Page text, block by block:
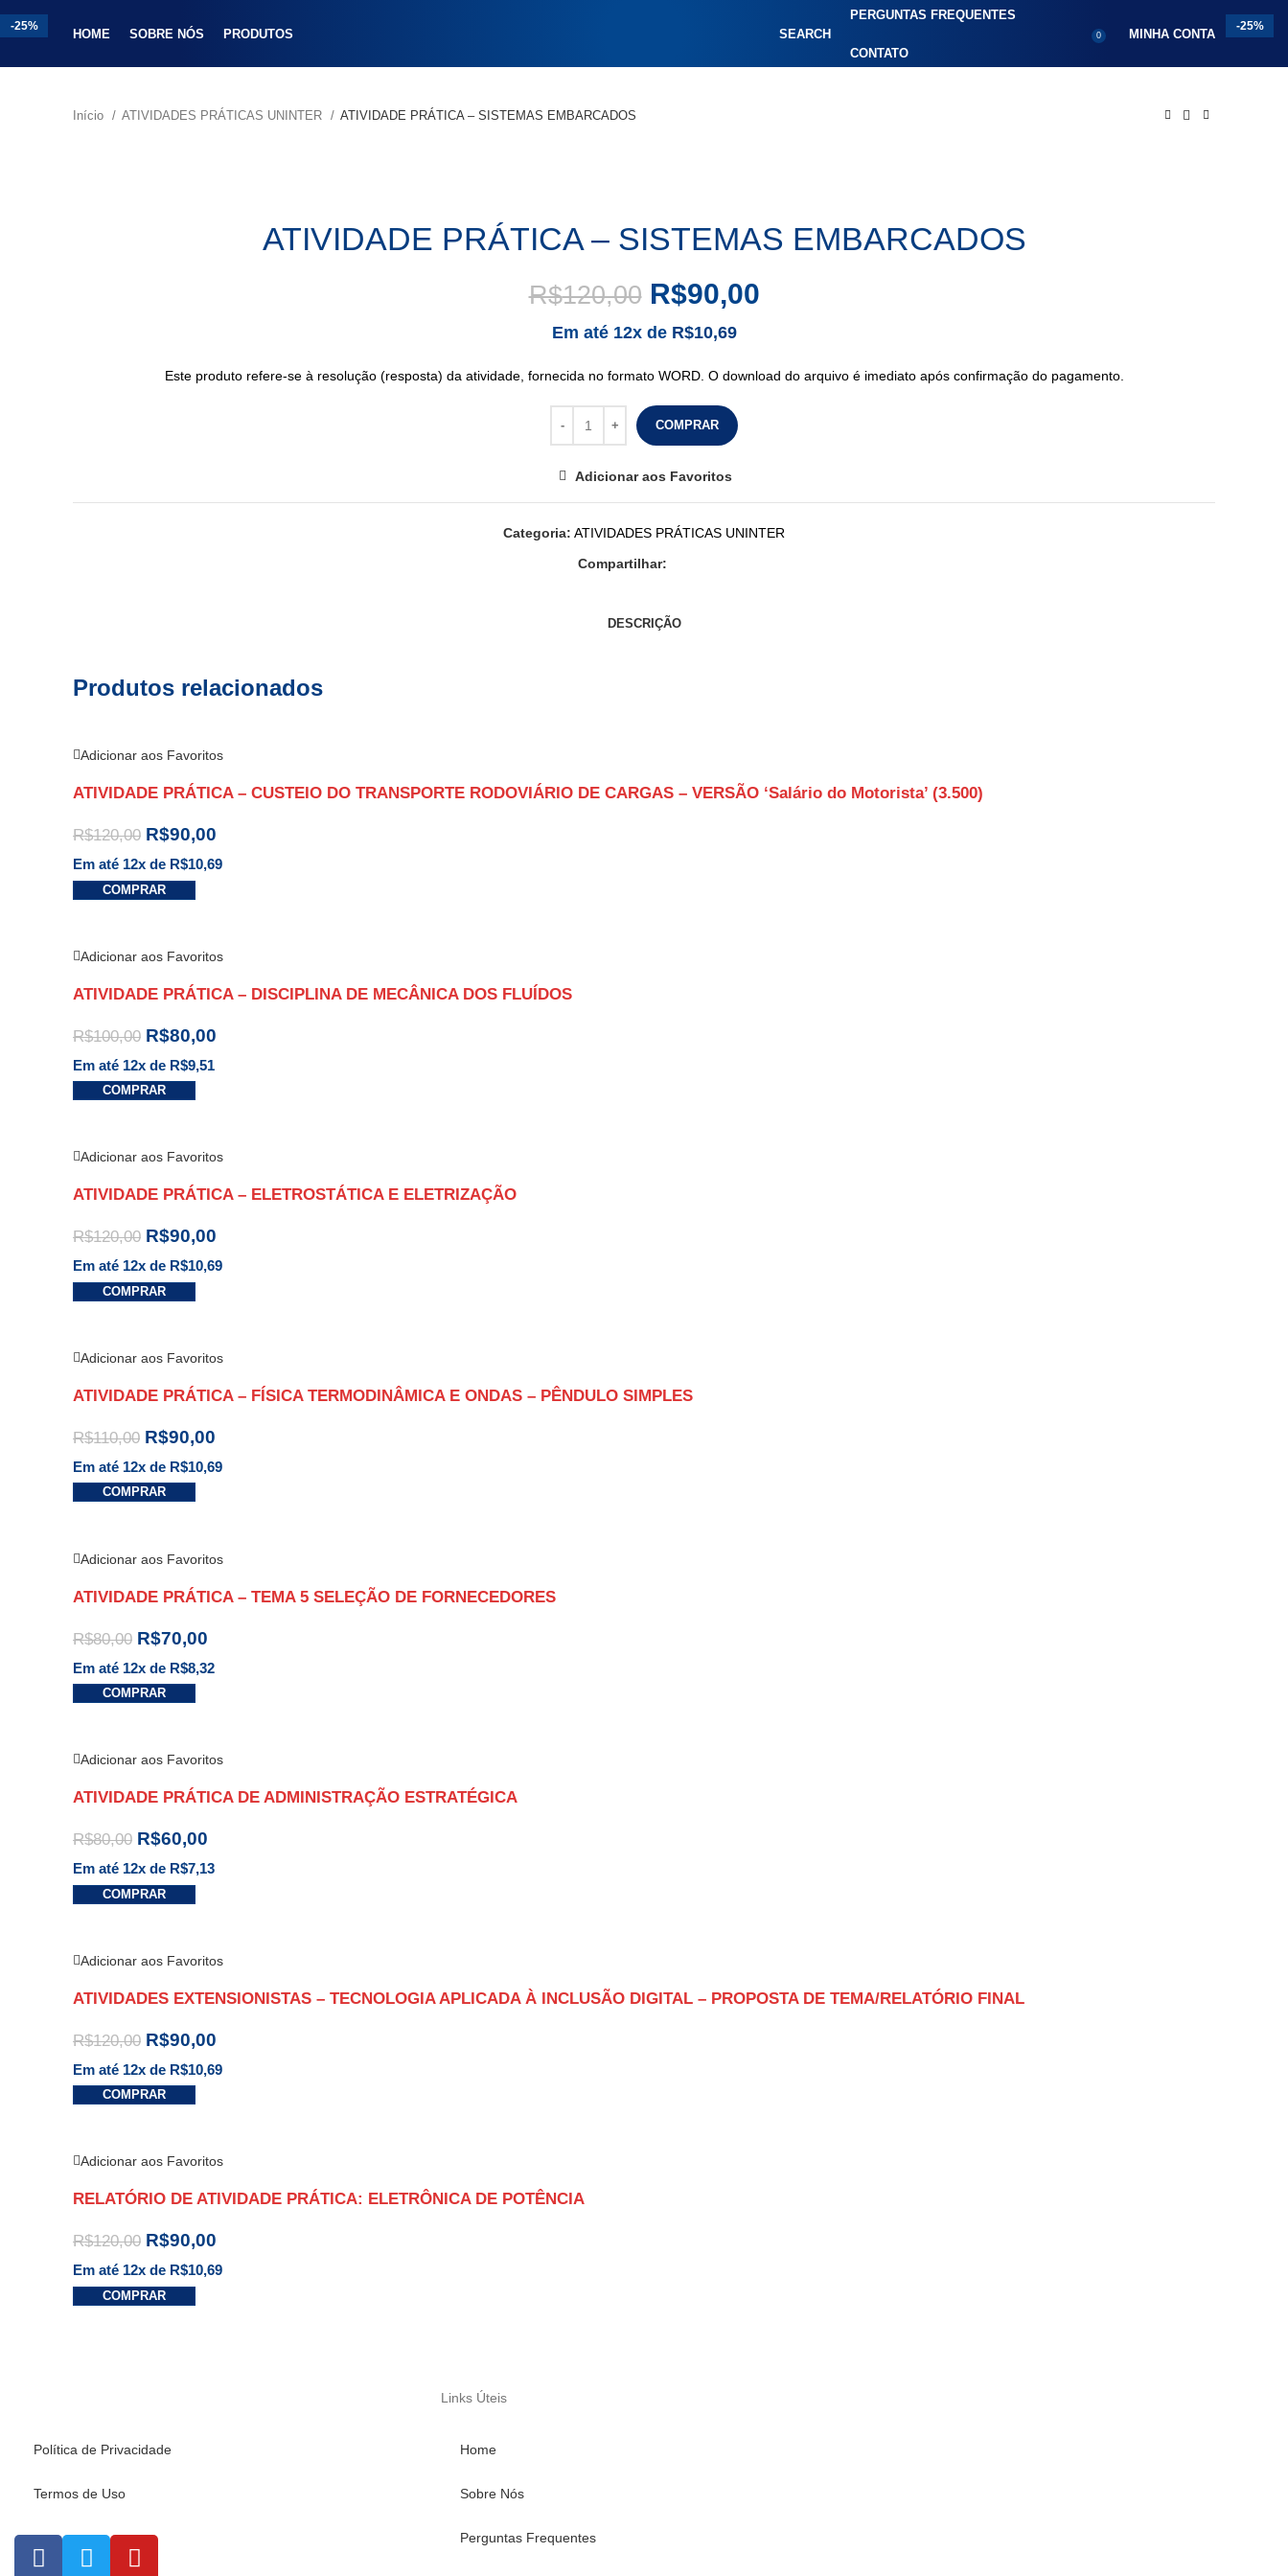
HOME SOBRE NÓS PRODUTOS SEARCH
PERGUNTAS FREQUENTES
CONTATO
0 MINHA CONTA
Início ATIVIDADES PRÁTICAS UNINTER ATIVIDADE PRÁTICA – SISTEMAS EMBARCADOS
-25%
ATIVIDADE PRÁTICA – SISTEMAS EMBARCADOS
R$120,00 R$90,00
Em até 12x de R$10,69
Este produto refere-se à resolução (resposta) da atividade, fornecida no formato WORD. O download do arquivo é imediato após confirmação do pagamento.
COMPRAR
Adicionar aos Favoritos
Categoria: ATIVIDADES PRÁTICAS UNINTER
Compartilhar:
DESCRIÇÃO
Produtos relacionados
-25%
Adicionar aos Favoritos
ATIVIDADE PRÁTICA – CUSTEIO DO TRANSPORTE RODOVIÁRIO DE CARGAS – VERSÃO ‘Salário do Motorista’ (3.500)
R$120,00 R$90,00
Em até 12x de R$10,69
COMPRAR
-20%
Adicionar aos Favoritos
ATIVIDADE PRÁTICA – DISCIPLINA DE MECÂNICA DOS FLUÍDOS
R$100,00 R$80,00
Em até 12x de R$9,51
COMPRAR
-25%
Adicionar aos Favoritos
ATIVIDADE PRÁTICA – ELETROSTÁTICA E ELETRIZAÇÃO
R$120,00 R$90,00
Em até 12x de R$10,69
COMPRAR
-18%
Adicionar aos Favoritos
ATIVIDADE PRÁTICA – FÍSICA TERMODINÂMICA E ONDAS – PÊNDULO SIMPLES
R$110,00 R$90,00
Em até 12x de R$10,69
COMPRAR
-13%
Adicionar aos Favoritos
ATIVIDADE PRÁTICA – TEMA 5 SELEÇÃO DE FORNECEDORES
R$80,00 R$70,00
Em até 12x de R$8,32
COMPRAR
-25%
Adicionar aos Favoritos
ATIVIDADE PRÁTICA DE ADMINISTRAÇÃO ESTRATÉGICA
R$80,00 R$60,00
Em até 12x de R$7,13
COMPRAR
-25%
Adicionar aos Favoritos
ATIVIDADES EXTENSIONISTAS – TECNOLOGIA APLICADA À INCLUSÃO DIGITAL – PROPOSTA DE TEMA/RELATÓRIO FINAL
R$120,00 R$90,00
Em até 12x de R$10,69
COMPRAR
-25%
Adicionar aos Favoritos
RELATÓRIO DE ATIVIDADE PRÁTICA: ELETRÔNICA DE POTÊNCIA
R$120,00 R$90,00
Em até 12x de R$10,69
COMPRAR
Política de Privacidade
Termos de Uso
Links Úteis
Home
Sobre Nós
Perguntas Frequentes